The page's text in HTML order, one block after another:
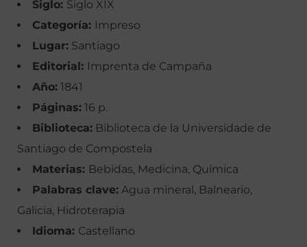
Siglo: Siglo XIX
Categoría: Impreso
Lugar: Santiago
Editorial: Imprenta de Campaña
Año: 1841
Páginas: 16 p.
Biblioteca: Biblioteca de la Universidade de
Santiago de Compostela
Materias: Bebidas, Medicina, Química
Palabras clave: Agua mineral, Balneario,
Galicia, Hidroterapia
Idioma: Castellano